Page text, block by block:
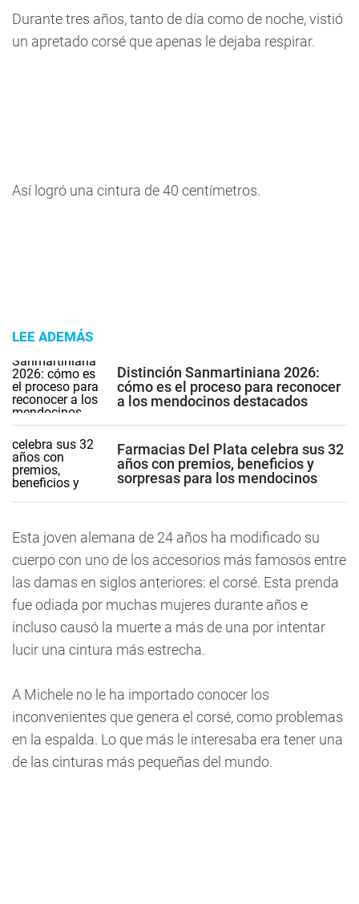
Durante tres años, tanto de día como de noche, vistió
un apretado corsé que apenas le dejaba respirar.
Así logró una cintura de 40 centímetros.
LEE ADEMÁS
Distinción Sanmartiniana 2026:
cómo es el proceso para reconocer
a los mendocinos destacados
Farmacias Del Plata celebra sus 32
años con premios, beneficios y
sorpresas para los mendocinos
Esta joven alemana de 24 años ha modificado su
cuerpo con uno de los accesorios más famosos entre
las damas en siglos anteriores: el corsé. Esta prenda
fue odiada por muchas mujeres durante años e
incluso causó la muerte a más de una por intentar
lucir una cintura más estrecha.
A Michele no le ha importado conocer los
inconvenientes que genera el corsé, como problemas
en la espalda. Lo que más le interesaba era tener una
de las cinturas más pequeñas del mundo.